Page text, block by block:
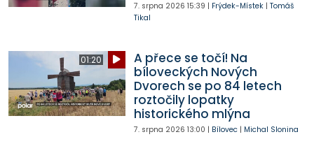
7. srpna 2026 15:39 | Frýdek-Místek| Tomáš
Tikal
01:20
A přece se točí! Na
bíloveckých Nových
Dvorech se po 84 letech
roztočily lopatky
historického mlýna
7. srpna 2026 13:00 | Bílovec| Michal Slonina